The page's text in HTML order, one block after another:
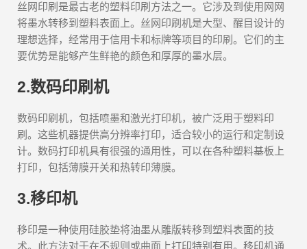
丝网印刷是最古老的塑料印刷方法之一。它涉及到使用网网
将墨水转移到塑料表面上。丝网印刷机是大型、醒目设计的
理想选择，经常用于信用卡和标牌等项目的印刷。它们的主
要优势是能够产生鲜艳的颜色和厚厚的墨水层。
2.数码印刷机
数码印刷机，包括喷墨和激光打印机，被广泛用于塑料印
刷。这些机器提供高分辨率打印，适合较小的运行和定制设
计。数码打印机具有很强的通用性，可以在各种塑料基板上
打印，包括薄膜开关和热转印薄膜。
3.移印机
移印是一种使用硅胶垫将油墨从雕版转移到塑料表面的技
术。此方法对于在不规则或曲面上打印特别有用。移印机通